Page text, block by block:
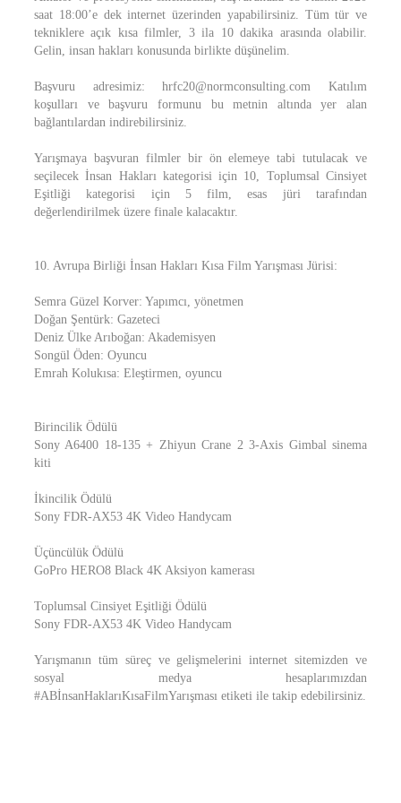
saat 18:00’e dek internet üzerinden yapabilirsiniz. Tüm tür ve
tekniklere açık kısa filmler, 3 ila 10 dakika arasında olabilir.
Gelin, insan hakları konusunda birlikte düşünelim.
Başvuru adresimiz: hrfc20@normconsulting.com Katılım
koşulları ve başvuru formunu bu metnin altında yer alan
bağlantılardan indirebilirsiniz.
Yarışmaya başvuran filmler bir ön elemeye tabi tutulacak ve
seçilecek İnsan Hakları kategorisi için 10, Toplumsal Cinsiyet
Eşitliği kategorisi için 5 film, esas jüri tarafından
değerlendirilmek üzere finale kalacaktır.
10. Avrupa Birliği İnsan Hakları Kısa Film Yarışması Jürisi:
Semra Güzel Korver: Yapımcı, yönetmen
Doğan Şentürk: Gazeteci
Deniz Ülke Arıboğan: Akademisyen
Songül Öden: Oyuncu
Emrah Kolukısa: Eleştirmen, oyuncu
Birincilik Ödülü
Sony A6400 18-135 + Zhiyun Crane 2 3-Axis Gimbal sinema
kiti
İkincilik Ödülü
Sony FDR-AX53 4K Video Handycam
Üçüncülük Ödülü
GoPro HERO8 Black 4K Aksiyon kamerası
Toplumsal Cinsiyet Eşitliği Ödülü
Sony FDR-AX53 4K Video Handycam
Yarışmanın tüm süreç ve gelişmelerini internet sitemizden ve
sosyal medya hesaplarımızdan
#ABİnsanHaklarıKısaFilmYarışması etiketi ile takip edebilirsiniz.